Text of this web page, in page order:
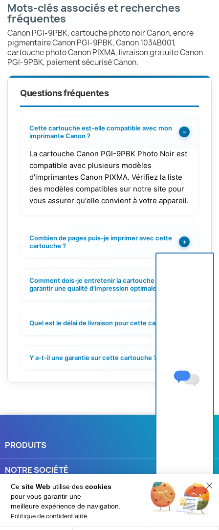
Cesite Web utilise descookies
pour vous garantir une
meilleure expérience de navigation.
Politique de confidentialité
Une question ?
Mots-clés associés et recherches
fréquentes
Canon PGI-9PBK, cartouche photo noir Canon, encre
pigmentaire Canon PGI-9PBK, Canon 1034B001,
cartouche photo Canon PIXMA, livraison gratuite Canon
PGI-9PBK, paiement sécurisé Canon.
Questions fréquentes
Cette cartouche est-elle compatible avec mon
imprimante Canon ?
−
La cartouche Canon PGI-9PBK Photo Noir est
compatible avec plusieurs modèles
d'imprimantes Canon PIXMA. Vérifiez la liste
des modèles compatibles sur notre site pour
vous assurer qu'elle convient à votre appareil.
Combien de pages puis-je imprimer avec cette
cartouche ?
+
Comment dois-je entretenir la cartouche pour
garantir une qualité d'impression optimale ?
Quel est le délai de livraison pour cette cartouche ?
Y a-t-il une garantie sur cette cartouche ?
PRODUITS
NOTRE SOCIÉTÉ
VOTRE COMPTE 
INFORMATIONS